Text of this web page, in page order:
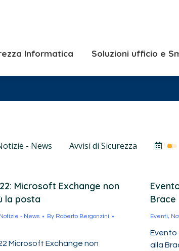
Informatica Soluzioni ufficio e
- News Avvisi di Sicurezza
Microsoft Exchange non
la posta
Notizie - News By Roberto Bergonzini
Microsoft Exchange non
Brace
Eventi,
Evento
alla
Soluzioni Server e